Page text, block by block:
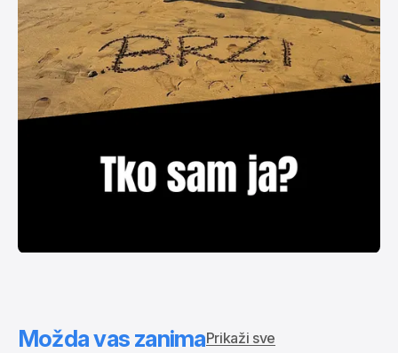
Možda vas zanimaPrikaži sve